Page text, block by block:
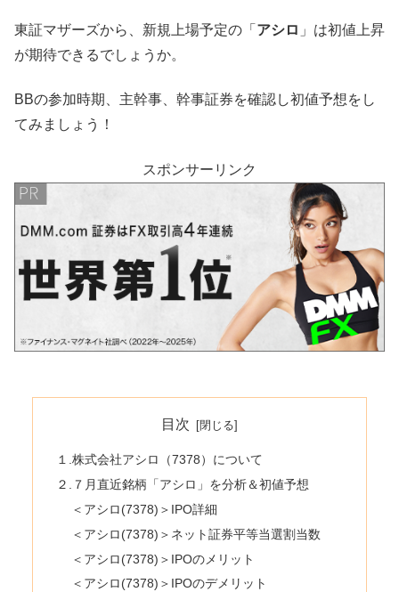
東証マザーズから、新規上場予定の「 アシロ 」は初値上昇
が期待できるでしょうか。
BBの参加時期、主幹事、幹事証券を確認し初値予想をし
てみましょう！
スポンサーリンク
目次
１.株式会社アシロ（7378）について
２.７月直近銘柄「アシロ」を分析＆初値予想
＜アシロ(7378)＞IPO詳細
＜アシロ(7378)＞ネット証券平等当選割当数
＜アシロ(7378)＞IPOのメリット
＜アシロ(7378)＞IPOのデメリット